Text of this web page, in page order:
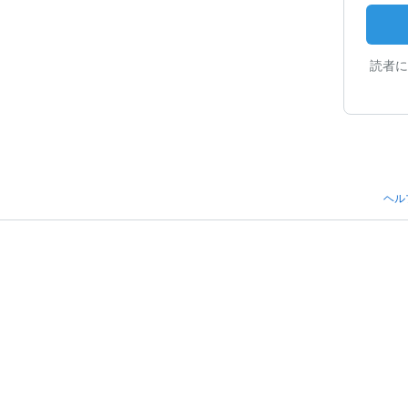
読者
ヘル